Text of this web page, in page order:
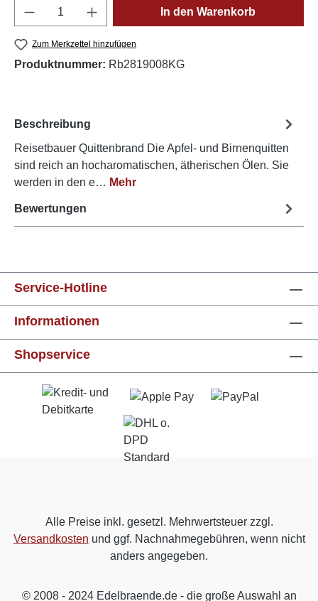
Produkt Anzahl: Gib den gewünschten
In den Warenkorb
Zum Merkzettel hinzufügen
Produktnummer: Rb2819008KG
Beschreibung
Reisetbauer Quittenbrand Die Apfel- und Birnenquitten
sind reich an hocharomatischen, ätherischen Ölen. Sie
werden in den e… Mehr
Bewertungen
Service-Hotline
Informationen
Shopservice
Alle Preise inkl. gesetzl. Mehrwertsteuer zzgl.
Versandkosten und ggf. Nachnahmegebühren, wenn nicht
anders angegeben.
© 2008 - 2024 Edelbraende.de - die große Auswahl an